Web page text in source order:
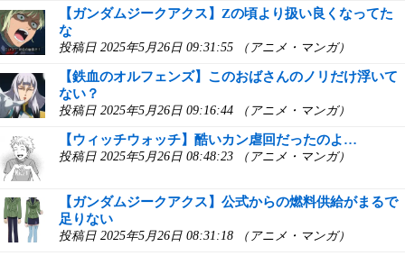
【ガンダムジークアクス】Zの頃より扱い良くなってた
な
投稿日 2025年5月26日 09:31:55 （アニメ・マンガ）
【鉄血のオルフェンズ】このおばさんのノリだけ浮いて
ない？
投稿日 2025年5月26日 09:16:44 （アニメ・マンガ）
【ウィッチウォッチ】酷いカン虐回だったのよ…
投稿日 2025年5月26日 08:48:23 （アニメ・マンガ）
【ガンダムジークアクス】公式からの燃料供給がまるで
足りない
投稿日 2025年5月26日 08:31:18 （アニメ・マンガ）